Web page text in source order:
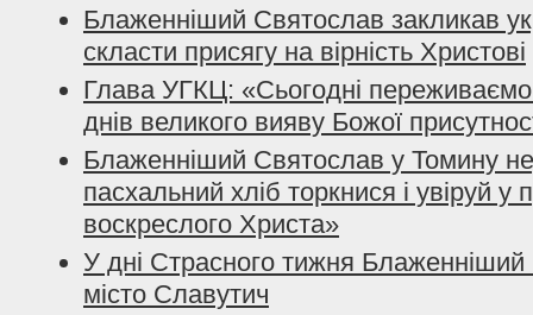
Блаженніший Святослав закликав
скласти присягу на вірність Христові
Глава УГКЦ: «Сьогодні переживаємо
днів великого вияву Божої
Блаженніший Святослав у Томину
пасхальний хліб торкнися і увіруй у
воскреслого Христа»
У дні Страсного тижня Блаженніший
місто Славутич